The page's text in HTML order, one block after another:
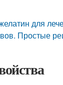
для
Простые